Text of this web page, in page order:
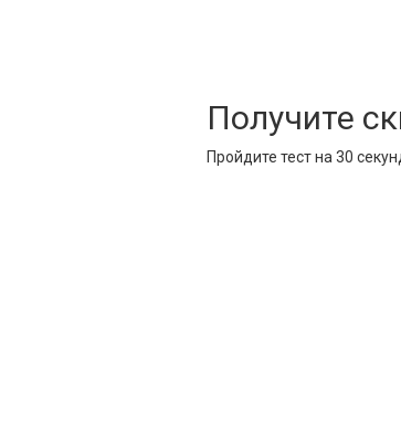
Получите
Пройдите тест на 30